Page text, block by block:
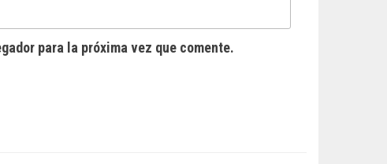
para la próxima vez que comente.